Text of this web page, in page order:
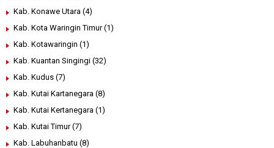
Kab. Konawe Utara (4)
Kab. Kota Waringin Timur (1)
Kab. Kotawaringin (1)
Kab. Kuantan Singingi (32)
Kab. Kudus (7)
Kab. Kutai Kartanegara (8)
Kab. Kutai Kertanegara (1)
Kab. Kutai Timur (7)
Kab. Labuhanbatu (8)